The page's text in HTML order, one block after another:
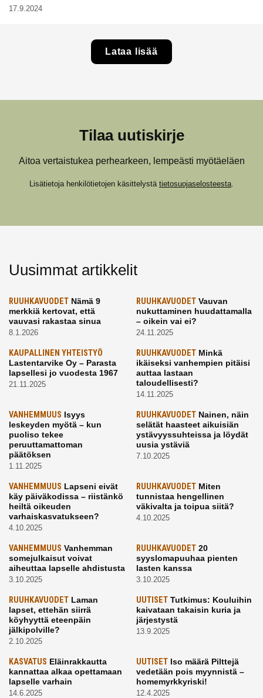
17.9.2024
Lataa lisää
Tilaa uutiskirje
Aitoa vertaistukea perhearkeen, lempeästi myötäeläen
Lisätietoja henkilötietojen käsittelystä tietosuojaselosteesta
Uusimmat artikkelit
RUUHKAVUODET Nämä 9
merkkiä kertovat, että
vauvasi rakastaa sinua
8.1.2026
RUUHKAVUODETVauvan
nukuttaminen huudattamalla
– oikein vai ei?
24.11.2025
KAUPALLINEN YHTEISTYÖ
Lastentarvike Oy – Parasta
lapsellesi jo vuodesta 1967
21.11.2025
RUUHKAVUODETMinkä
ikäiseksi vanhempien pitäisi
auttaa lastaan
taloudellisesti?
14.11.2025
VANHEMMUUS Isyys
leskeyden myötä – kun
puoliso tekee
peruuttamattoman
päätöksen
1.11.2025
RUUHKAVUODETNainen, näin
selätät haasteet aikuisiän
ystävyyssuhteissa ja löydät
uusia ystäviä
7.10.2025
VANHEMMUUS Lapseni eivät
käy päiväkodissa – riistänkö
heiltä oikeuden
varhaiskasvatukseen?
4.10.2025
RUUHKAVUODETMiten
tunnistaa hengellinen
väkivalta ja toipua siitä?
4.10.2025
VANHEMMUUS Vanhemman
somejulkaisut voivat
aiheuttaa lapselle ahdistusta
3.10.2025
RUUHKAVUODET20
syyslomapuuhaa pienten
lasten kanssa
3.10.2025
RUUHKAVUODET Laman
lapset, ettehän siirrä
köyhyyttä eteenpäin
jälkipolville?
2.10.2025
UUTISETTutkimus: Kouluihin
kaivataan takaisin kuria ja
järjestystä
13.9.2025
KASVATUS Eläinrakkautta
kannattaa alkaa opettamaan
lapselle varhain
14.6.2025
UUTISETIso määrä Pilttejä
vedetään pois myynnistä –
homemyrkkyriski!
12.4.2025